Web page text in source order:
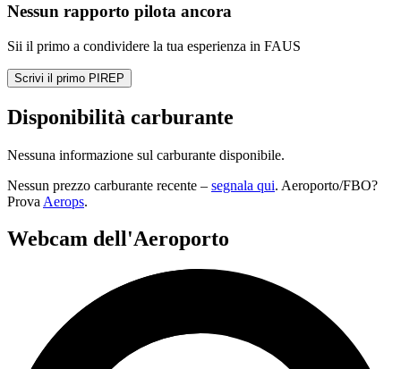
Nessun rapporto pilota ancora
Sii il primo a condividere la tua esperienza in FAUS
Scrivi il primo PIREP
Disponibilità carburante
Nessuna informazione sul carburante disponibile.
Nessun prezzo carburante recente – segnala qui. Aeroporto/FBO?
Prova Aerops.
Webcam dell'Aeroporto